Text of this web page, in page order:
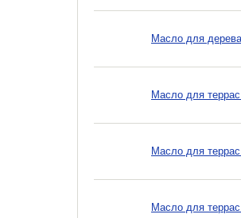
Масло для
Масло для
Масло для
Масло для